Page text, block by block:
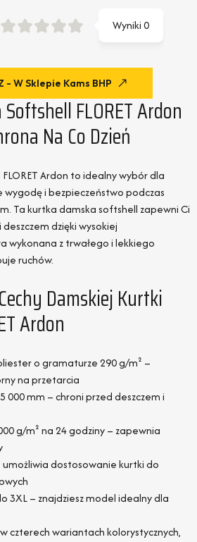
Wyniki0
- W Sklepie Kams BHP
FLORET Ardon
Na Co Dzień
Ardon to idealny wybór dla
i bezpieczeństwo podczas
Ta kurtka damska softshell zapewni Ci
dzięki wysokiej
wykonana z trwałego i lekkiego
ruchów.
Damskiej Kurtki
Ardon
o gramaturze 290 g/m² –
na przetarcia
5 000 mm – chroni przed deszczem i
g/m² na 24 godziny – zapewnia
umożliwia dostosowanie kurtki do
3XL – znajdziesz model idealny dla
czterech wariantach kolorystycznych,